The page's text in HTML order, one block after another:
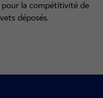
la compétitivité de
déposés.